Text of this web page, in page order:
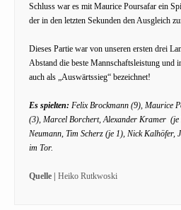
Schluss war es mit Maurice Poursafar ein
der in den letzten Sekunden den Ausgleich
Dieses Partie war von unseren ersten drei
Abstand die beste Mannschaftsleistung und
auch als „Auswärtssieg“ bezeichnet!
Es spielten: Felix Brockmann (9), Maurice
(3), Marcel Borchert, Alexander Kramer (je
Neumann, Tim Scherz (je 1), Nick Kalhöfer,
im Tor.
Quelle | Heiko Rutkwoski